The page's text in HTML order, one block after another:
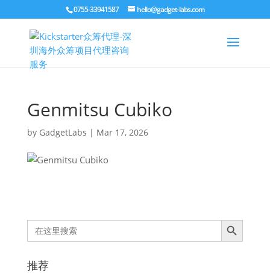
0755-33941587 hello@gadget-labs.com
Genmitsu Cubiko
by GadgetLabs | Mar 17, 2026
Search
for:
Search Button
推荐